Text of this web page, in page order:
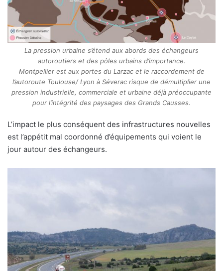
La pression urbaine s’étend aux abords des échangeurs
autoroutiers et des pôles urbains d’importance.
Montpellier est aux portes du Larzac et le raccordement de
l’autoroute Toulouse/ Lyon à Séverac risque de démultiplier une
pression industrielle, commerciale et urbaine déjà préoccupante
pour l’intégrité des paysages des Grands Causses.
L’impact le plus conséquent des infrastructures nouvelles
est l’appétit mal coordonné d’équipements qui voient le
jour autour des échangeurs.